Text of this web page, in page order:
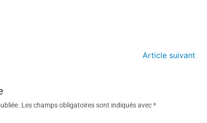
Article suivant
Les champs obligatoires sont indiqués avec*